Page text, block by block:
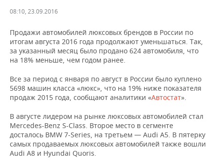
ДЕКЛАРАЦИИ О ДОХОДАХ
КОРОЛИ ГОСЗАКАЗА ПФО
КОМУ ПРИНАДЛЕЖАТ
ТОРГОВЫЕ ЦЕНТРЫ
НОВОСТИ ЭКОНОМИКИ
ФИНАНСЫ
БЮДЖЕТ
ИНВЕСТИЦИИ
ПРОМЫШЛЕННОСТЬ
НОВОСТИ
ПРОМЫШЛЕННОСТИ
АГРОПРОМ
МАШИНОСТРОЕНИЕ
НЕФТЕХИМИЯ
НЕФТЬ
НЕДВИЖИМОСТЬ
НОВОСТИ АВТО
БИЗНЕС
НОВОСТИ БИЗНЕСА
РОЗНИЧНАЯ ТОРГОВЛЯ
ТЕХНОЛОГИИ
НОВОСТИ ТЕХНОЛОГИЙ
МЕРОПРИЯТИЯ
08:10, 23.09.2016
Продажи автомобилей люксовых брендов в России по
итогам августа 2016 года продолжают уменьшаться. Так,
за указанный месяц было продано 624 автомобиля, что
на 18% меньше, чем годом ранее.
Все за период с января по август в России было куплено
5698 машин класса «люкс», что на 19% ниже показателя
продаж 2015 года, сообщают аналитики «Автостат».
В августе лидером на рынке люксовых автомобилей стал
Mercedes-Benz S-Class. Второе место в сегменте
досталось BMW 7-Series, на третьем — Audi A5. В пятерку
самых продаваемых люксовых автомобилей также вошли
Audi A8 и Hyundai Quoris.